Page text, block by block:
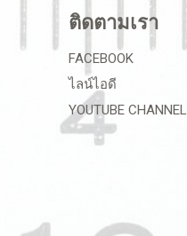
ติดตามเรา
FACEBOOK
ไลน์ไอดี
YOUTUBE CHANNEL